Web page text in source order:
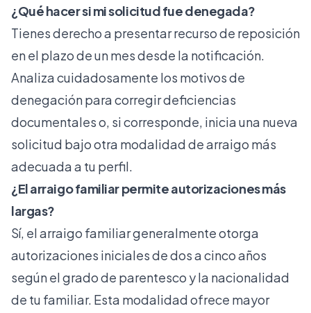
¿Qué hacer si mi solicitud fue denegada?
Tienes derecho a presentar recurso de reposición
en el plazo de un mes desde la notificación.
Analiza cuidadosamente los motivos de
denegación para corregir deficiencias
documentales o, si corresponde, inicia una nueva
solicitud bajo otra modalidad de arraigo más
adecuada a tu perfil.
¿El arraigo familiar permite autorizaciones más
largas?
Sí, el arraigo familiar generalmente otorga
autorizaciones iniciales de dos a cinco años
según el grado de parentesco y la nacionalidad
de tu familiar. Esta modalidad ofrece mayor